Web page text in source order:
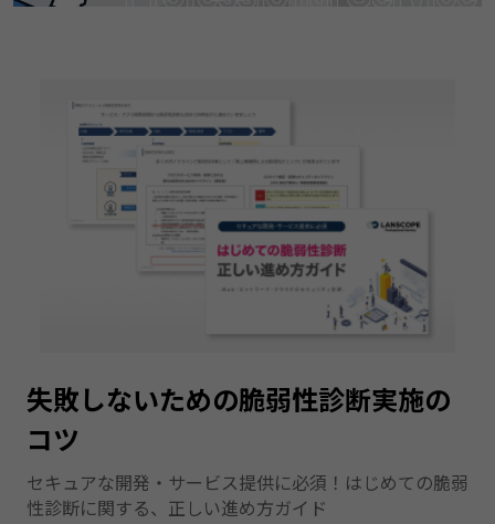
失敗しないための脆弱性診断実施の
コツ
セキュアな開発・サービス提供に必須！はじめての脆弱
性診断に関する、正しい進め方ガイド